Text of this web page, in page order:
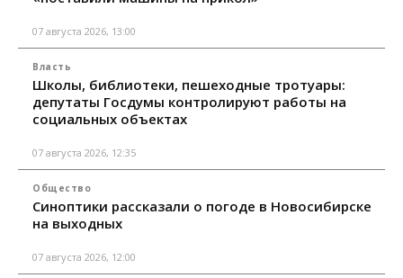
07 августа 2026, 13:00
Власть
Школы, библиотеки, пешеходные тротуары:
депутаты Госдумы контролируют работы на
социальных объектах
07 августа 2026, 12:35
Общество
Синоптики рассказали о погоде в Новосибирске
на выходных
07 августа 2026, 12:00